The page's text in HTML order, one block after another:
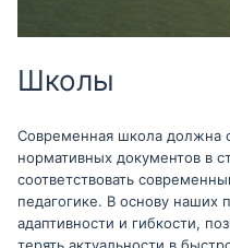
Школы
Современная школа должна
нормативных документов в
соответствовать
педагогике. В основу
адаптивности и гибкости,